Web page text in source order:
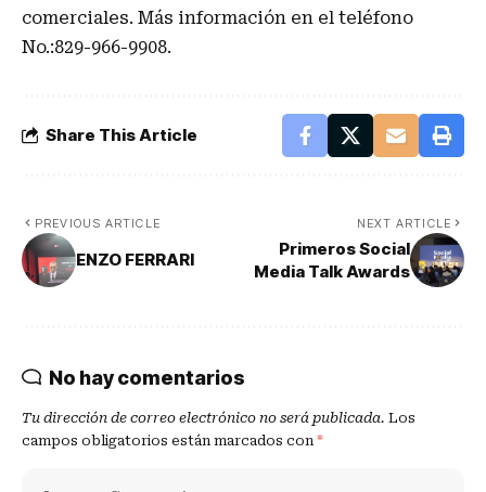
comerciales. Más información en el teléfono
No.:829-966-9908.
Share This Article
PREVIOUS ARTICLE
ENZO FERRARI
NEXT ARTICLE
Primeros Social
Media Talk Awards
No hay comentarios
Tu dirección de correo electrónico no será publicada. Los
campos obligatorios están marcados con *